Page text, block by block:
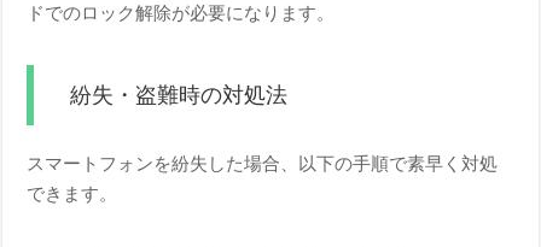
ドでのロック解除が必要になります。
紛失・盗難時の対処法
スマートフォンを紛失した場合、以下の手順で素早く対処
できます。